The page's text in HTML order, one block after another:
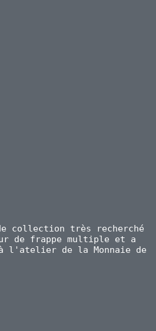
collection très recherché
de frappe multiple et a
l'atelier de la Monnaie de